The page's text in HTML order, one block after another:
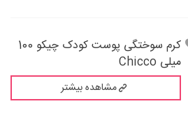
کرم سوختگی پوست کودک چیکو 100
میلی Chicco
مشاهده بیشتر